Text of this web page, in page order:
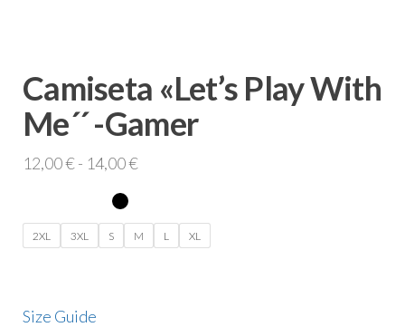
Camiseta «Let’s Play With
Me´´ -Gamer
12,00€- 14,00€
desde
2XL 3XL S M L XL
Size Guide